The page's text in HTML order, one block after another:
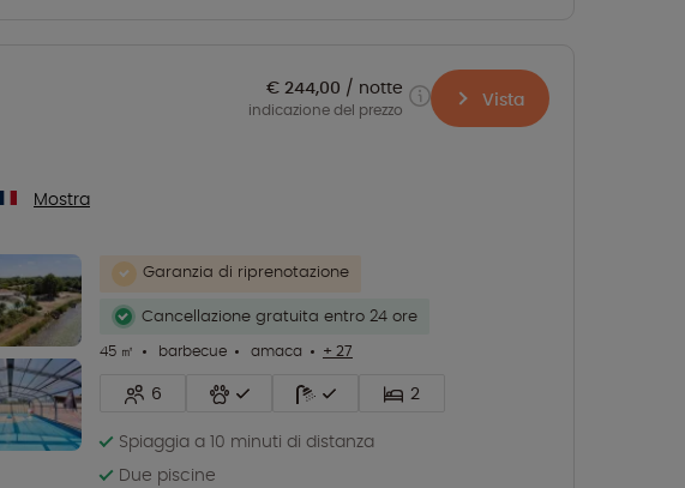
Mostra
Garanzia di riprenotazione
Cancellazione gratuita entro 24 ore
45 ㎡
barbecue amaca + 27
6
2
Spiaggia a 10 minuti di distanza
Due piscine
€ 244,00 notte
indicazione del prezzo Vista